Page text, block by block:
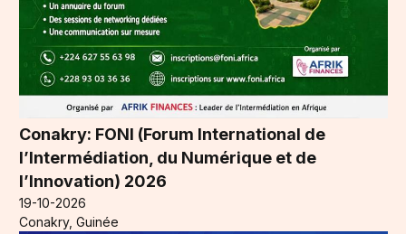
Conakry: FONI (Forum International de
l’Intermédiation, du Numérique et de
l’Innovation) 2026
19-10-2026
Conakry, Guinée